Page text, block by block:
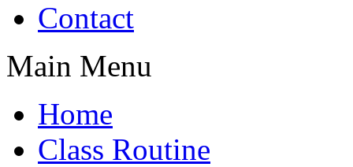
Contact
Main Menu
Home
Class Routine